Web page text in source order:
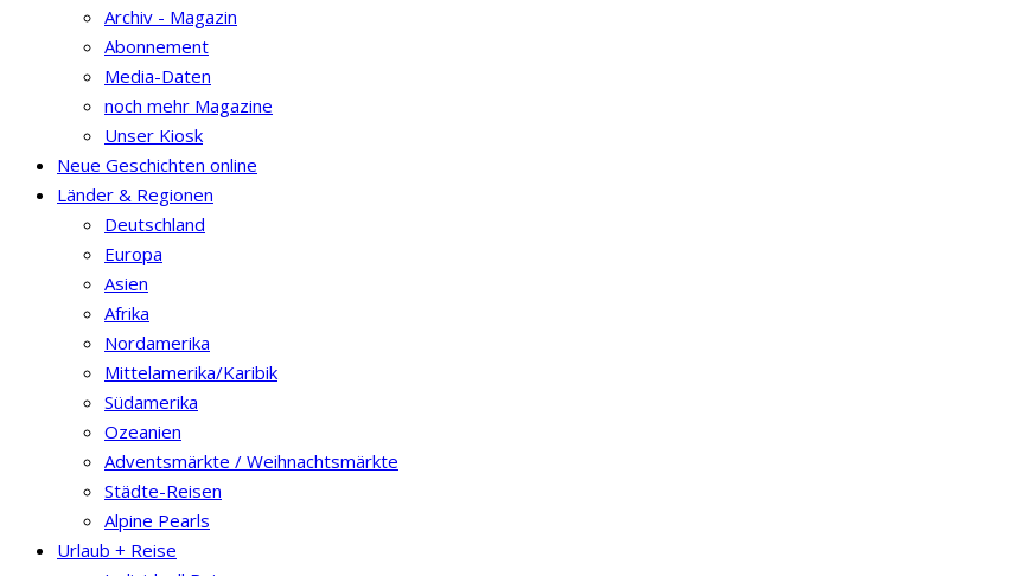
Archiv - Magazin
Abonnement
Media-Daten
noch mehr Magazine
Unser Kiosk
Neue Geschichten online
Länder & Regionen
Deutschland
Europa
Asien
Afrika
Nordamerika
Mittelamerika/Karibik
Südamerika
Ozeanien
Adventsmärkte / Weihnachtsmärkte
Städte-Reisen
Alpine Pearls
Urlaub + Reise